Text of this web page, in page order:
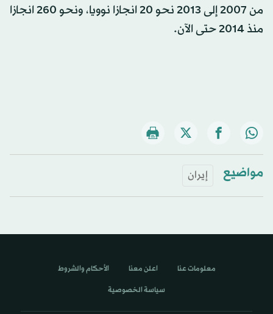
من 2007 إلى 2013 نحو 20 انجازا نوويا، ونحو 260 انجازا
منذ 2014 حتى الآن.
مواضيع إيران
معلومات عنا اعلن معنا الأحكام والشروط
سياسة الخصوصية